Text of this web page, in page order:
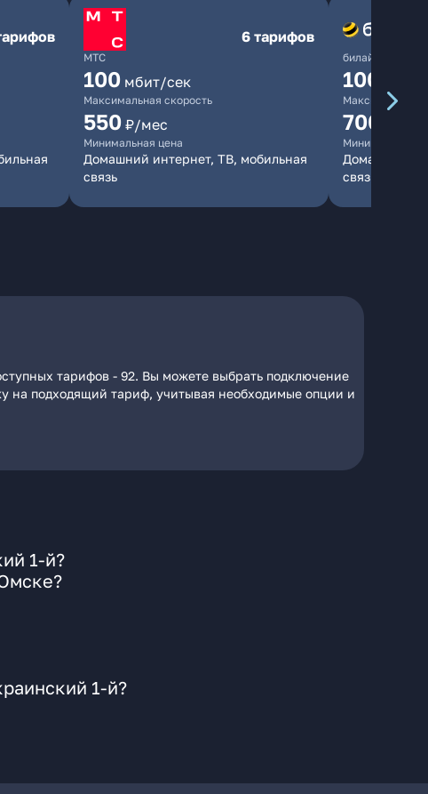
МТС
6 тарифов
100 мбит/сек
Максимальная скорость
550 ₽/мес
Минимальная цена
Домашний интернет, ТВ, мобильная
связь
билайн
1000
Максимальная
700
Минимальная
Домашний
связь
тарифов - 92. Вы можете выбрать подключение
на подходящий тариф, учитывая необходимые опции и
1-й?
1-й?